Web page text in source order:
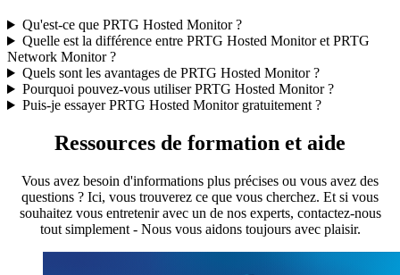
Qu'est-ce que PRTG Hosted Monitor ?
Quelle est la différence entre PRTG Hosted Monitor et PRTG
Network Monitor ?
Quels sont les avantages de PRTG Hosted Monitor ?
Pourquoi pouvez-vous utiliser PRTG Hosted Monitor ?
Puis-je essayer PRTG Hosted Monitor gratuitement ?
Ressources de formation et aide
Vous avez besoin d'informations plus précises ou vous avez des
questions ? Ici, vous trouverez ce que vous cherchez. Et si vous
souhaitez vous entretenir avec un de nos experts, contactez-nous
tout simplement - Nous vous aidons toujours avec plaisir.